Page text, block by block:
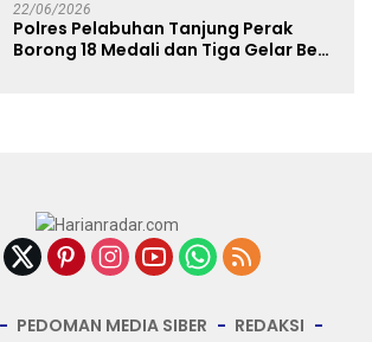
22/06/2026
Polres Pelabuhan Tanjung Perak
Borong 18 Medali dan Tiga Gelar Best
PEDOMAN MEDIA SIBER
REDAKSI